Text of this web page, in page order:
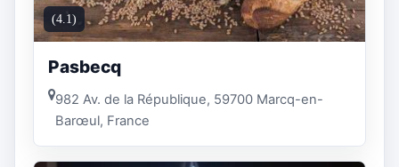
(4.1)
Pasbecq
982 Av. de la République, 59700 Marcq-en-
Barœul, France